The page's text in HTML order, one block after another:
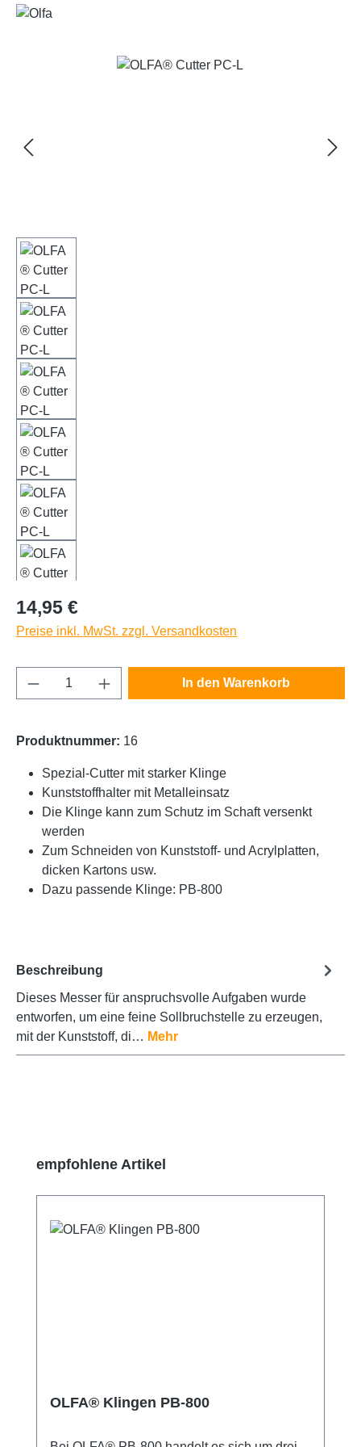
Bildergalerie überspringen
Regulärer Preis:
14,95 €
Preise inkl. MwSt. zzgl. Versandkosten
Produkt Anzahl: Gib den gewünschten
In den Warenkorb
Produktnummer: 16
Spezial-Cutter mit starker Klinge
Kunststoffhalter mit Metalleinsatz
Die Klinge kann zum Schutz im Schaft versenkt
werden
Zum Schneiden von Kunststoff- und Acrylplatten,
dicken Kartons usw.
Dazu passende Klinge: PB-800
Beschreibung
Dieses Messer für anspruchsvolle Aufgaben wurde
entworfen, um eine feine Sollbruchstelle zu erzeugen,
mit der Kunststoff, di… Mehr
Produktgalerie überspringen
empfohlene Artikel
OLFA® Klingen PB-800